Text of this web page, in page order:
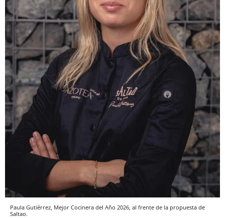
Paula Gutiérrez, Mejor Cocinera del Año 2026, al frente de la propuesta de
Saltao.